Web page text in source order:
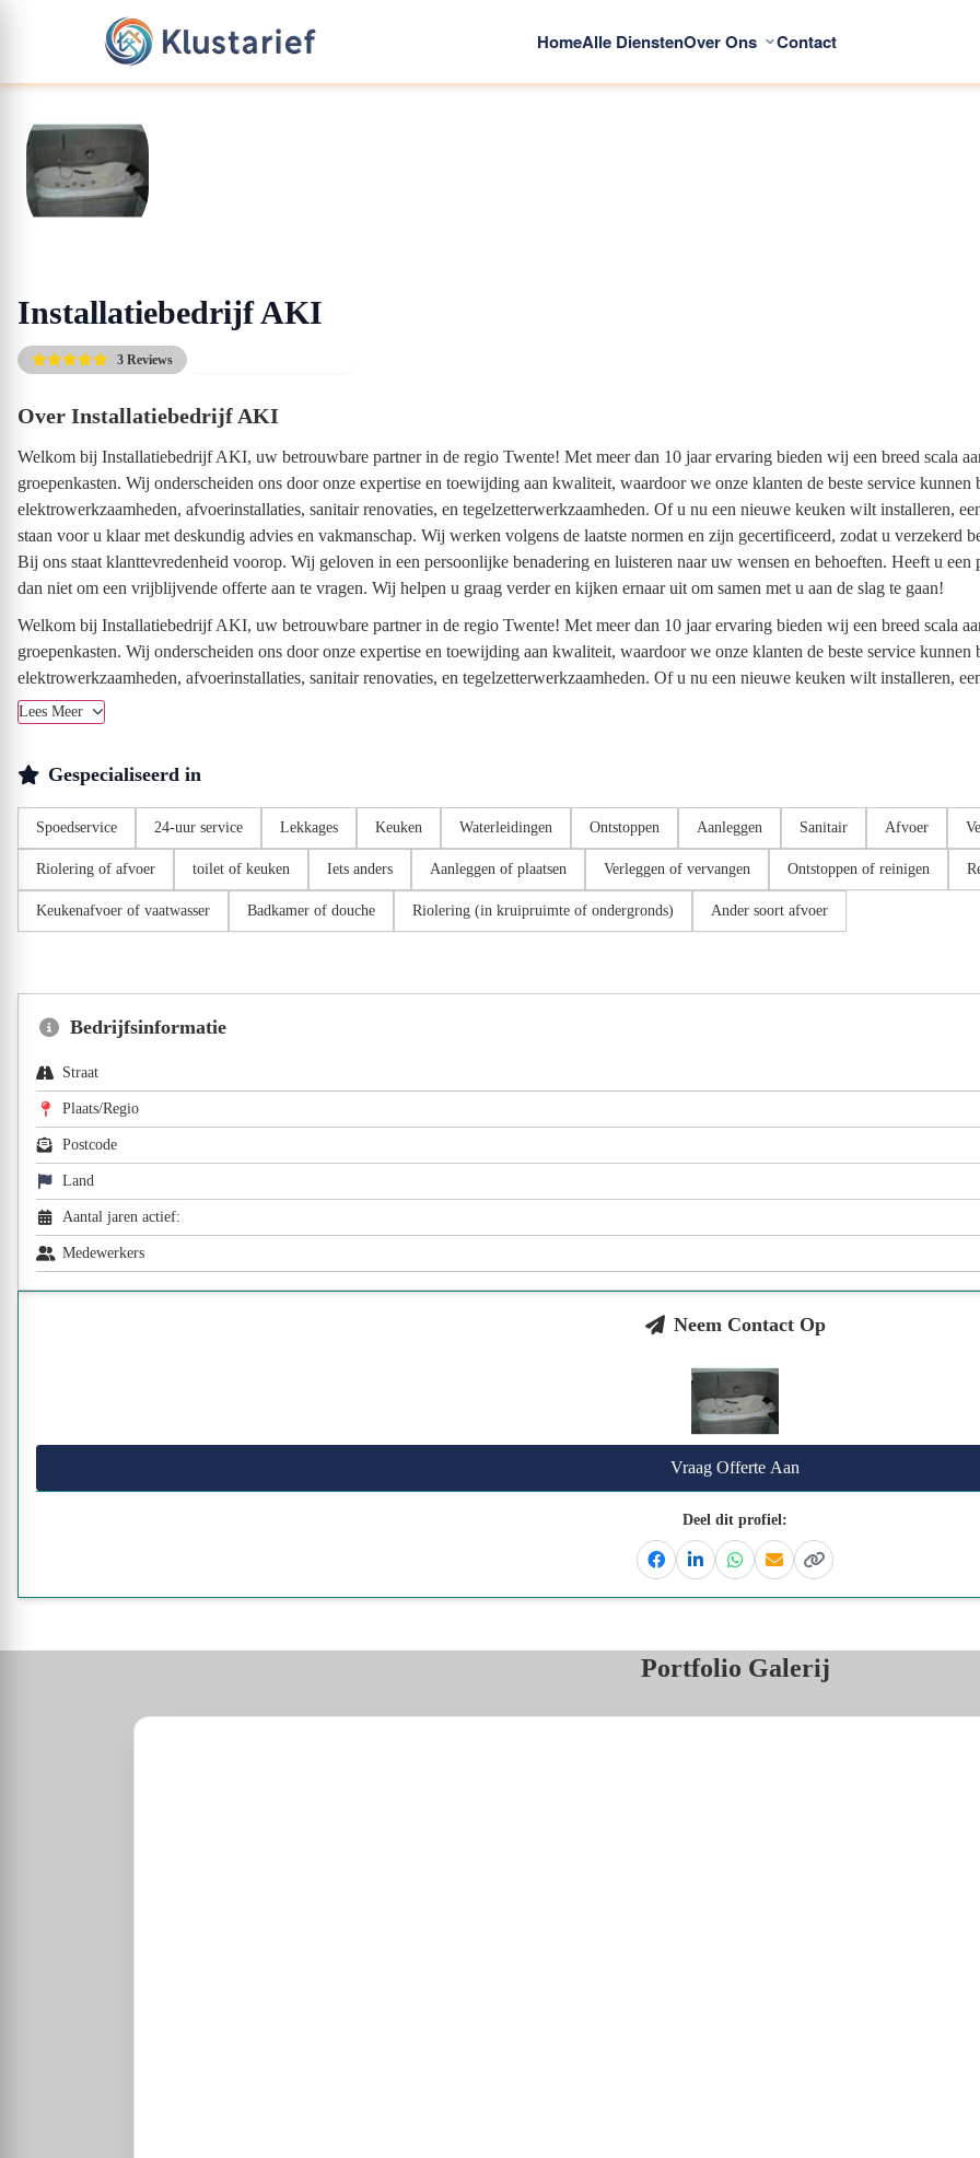
HomeAlle DienstenOver Ons Contact
Installatiebedrijf AKI
3 Reviews
Over Installatiebedrijf AKI
Welkom bij Installatiebedrijf AKI, uw betrouwbare partner in de regio Twente! Met meer dan 10 jaar ervaring bieden wij een breed scala
groepenkasten. Wij onderscheiden ons door onze expertise en toewijding aan kwaliteit, waardoor we onze klanten de beste service kunnen
elektrowerkzaamheden, afvoerinstallaties, sanitair renovaties, en tegelzetterwerkzaamheden. Of u nu een nieuwe keuken wilt installeren,
staan voor u klaar met deskundig advies en vakmanschap. Wij werken volgens de laatste normen en zijn gecertificeerd, zodat u verzekerd
Bij ons staat klanttevredenheid voorop. Wij geloven in een persoonlijke benadering en luisteren naar uw wensen en behoeften. Heeft u
dan niet om een vrijblijvende offerte aan te vragen. Wij helpen u graag verder en kijken ernaar uit om samen met u aan de slag te gaan!
Welkom bij Installatiebedrijf AKI, uw betrouwbare partner in de regio Twente! Met meer dan 10 jaar ervaring bieden wij een breed scala
groepenkasten. Wij onderscheiden ons door onze expertise en toewijding aan kwaliteit, waardoor we onze klanten de beste service kunnen
elektrowerkzaamheden, afvoerinstallaties, sanitair renovaties, en tegelzetterwerkzaamheden. Of u nu een nieuwe keuken wilt installeren,
Lees Meer
Gespecialiseerd in
Spoedservice 24-uur service Lekkages Keuken Waterleidingen Ontstoppen Aanleggen Sanitair Afvoer
Riolering of afvoer toilet of keuken Iets anders Aanleggen of plaatsen Verleggen of vervangen Ontstoppen of reinigen
Keukenafvoer of vaatwasser Badkamer of douche Riolering (in kruipruimte of ondergronds) Ander soort afvoer
Bedrijfsinformatie
Straat
Plaats/Regio
Postcode
Land
Aantal jaren actief:
Medewerkers
Neem Contact Op
Vraag Offerte Aan
Deel dit profiel:
FacebookLinkedinWhatsapp
EmailKopieer link
Portfolio Galerij